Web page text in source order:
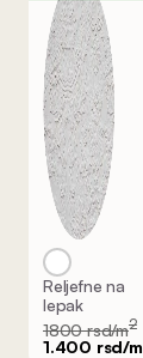
Reljefne na
lepak
1800 rsd/m2
1.400 rsd/m